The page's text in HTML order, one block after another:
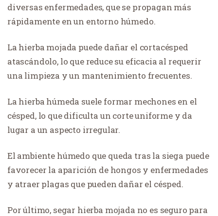
diversas enfermedades, que se propagan más
rápidamente en un entorno húmedo.
La hierba mojada puede dañar el cortacésped
atascándolo, lo que reduce su eficacia al requerir
una limpieza y un mantenimiento frecuentes.
La hierba húmeda suele formar mechones en el
césped, lo que dificulta un corte uniforme y da
lugar a un aspecto irregular.
El ambiente húmedo que queda tras la siega puede
favorecer la aparición de hongos y enfermedades
y atraer plagas que pueden dañar el césped.
Por último, segar hierba mojada no es seguro para